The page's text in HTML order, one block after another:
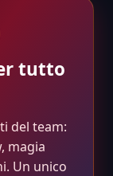
tutto
del team:
magia
Un unico